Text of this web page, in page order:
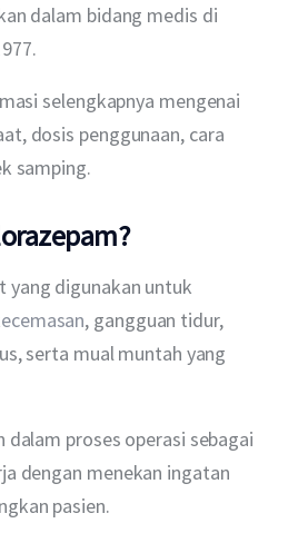
dalam bidang medis di
selengkapnya mengenai
dosis penggunaan, cara
samping.
yang digunakan untuk
, gangguan tidur,
serta mual muntah yang
dalam proses operasi sebagai
dengan menekan ingatan
pasien.